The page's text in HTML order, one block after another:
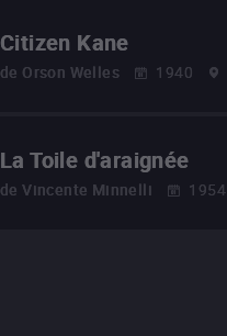
Citizen Kane
de Orson Welles 1940
La Toile d'araignée
de Vincente Minnelli 1954